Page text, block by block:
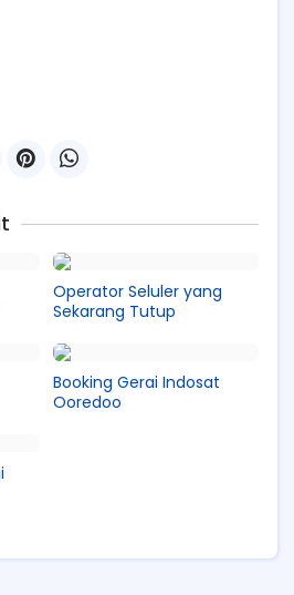
Operator Seluler yang
Sekarang Tutup
Booking Gerai Indosat
Ooredoo